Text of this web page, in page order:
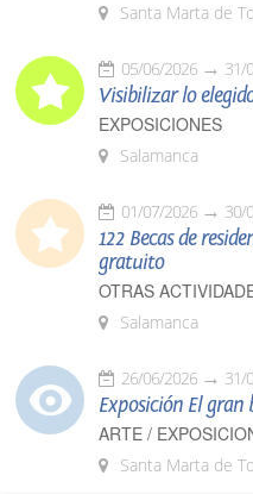
Santa Marta de
05/06/2026 31/
Visibilizar lo
EXPOSICIONES
Salamanca
01/07/2026 30/
122 Becas de
gratuito
OTRAS
Salamanca
26/06/2026 31/
Exposición El gran
ARTE /
Santa Marta de